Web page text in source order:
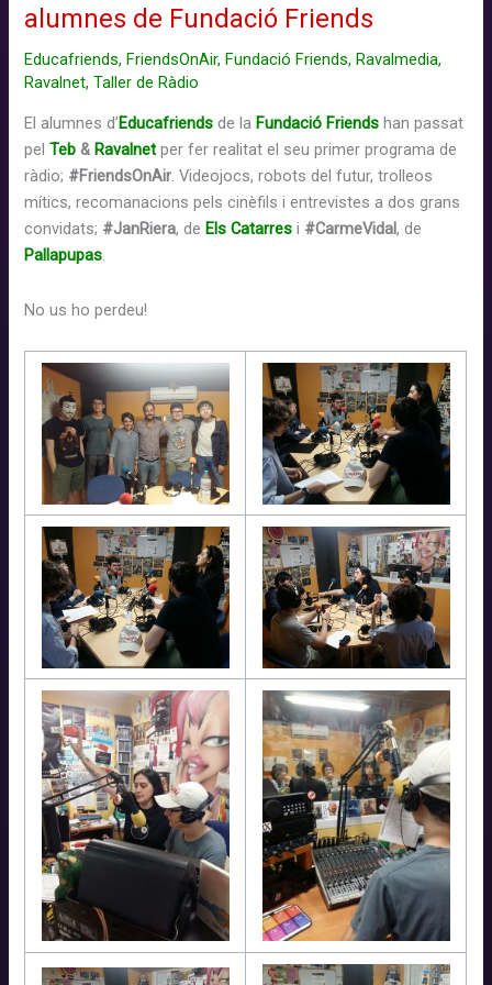
L’Oncle
alumnes de Fundació Friends
Educafriends,FriendsOnAir,Fundació Friends,Ravalmedia,
Ravalnet,Taller de Ràdio
El alumnes d’Educafriends de la Fundació Friends han passat
pelTeb& Ravalnetper fer realitat el seu primer programa de
ràdio; #FriendsOnAir. Videojocs, robots del futur, trolleos
mítics, recomanacions pels cinèfils i entrevistes a dos grans
convidats; #JanRiera, de Els Catarres i #CarmeVidal, de
Pallapupas.
No us ho perdeu!